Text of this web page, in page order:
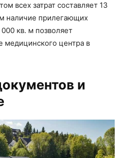
всех затрат составляет 13
наличие прилегающих
кв. м позволяет
медицинского центра в
и